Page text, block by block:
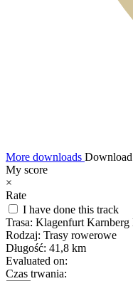
More downloads
My score
×
Rate
I have done this track
Trasa: Klagenfurt Karnberg
Rodzaj: Trasy rowerowe
Długość: 41,8 km
Evaluated on:
Czas trwania: